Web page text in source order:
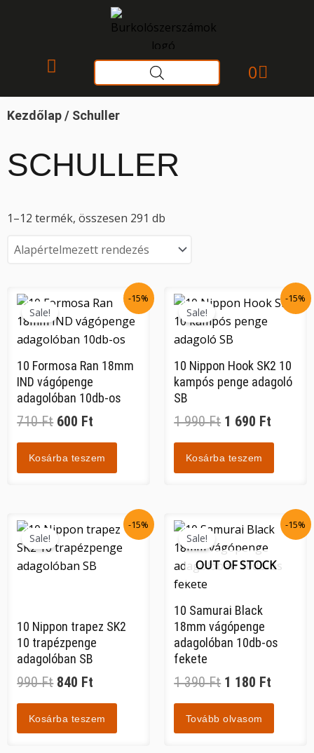
0
Kosár
Kezdőlap/ Schuller
SCHULLER
1–12 termék, összesen 291 db
-15%
Sale!
10 Formosa Ran 18mm
IND vágópenge
adagolóban 10db-os
710Ft
Original
price
was:
600 Ft
Current
price
is:
Kosárba teszem
-15%
Sale!
10 Nippon Hook SK2 10
kampós penge adagoló
SB
1 990Ft
Original
price
was:
990 Ft.
1 690 Ft
Current
price
690 Ft.
Kosárba teszem
-15%
Sale!
10 Nippon trapez SK2
10 trapézpenge
adagolóban SB
990Ft
Original
price
was:
840 Ft
Current
price
is:
Kosárba teszem
-15%
OUT OF STOCK
Sale!
10 Samurai Black
18mm vágópenge
adagolóban 10db-os
fekete
1 390Ft
Original
price
was:
1 180 Ft
Current
price
is:
Tovább olvasom